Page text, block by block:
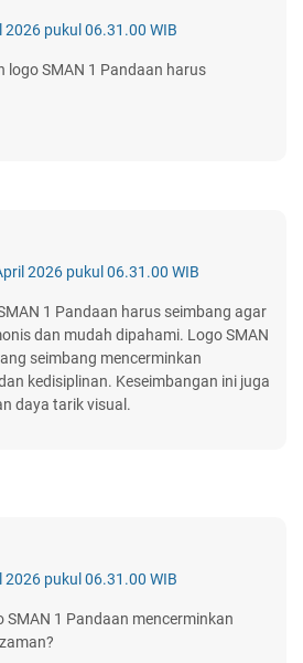
2026 pukul 06.31.00 WIB
logo SMAN 1 Pandaan harus
2026 pukul 06.31.00 WIB
1 Pandaan harus seimbang agar
dan mudah dipahami. Logo SMAN
seimbang mencerminkan
kedisiplinan. Keseimbangan ini juga
daya tarik visual.
2026 pukul 06.31.00 WIB
SMAN 1 Pandaan mencerminkan